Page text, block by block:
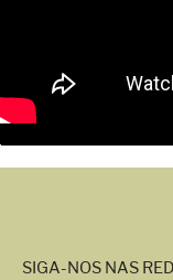
SIGA-NOS NAS